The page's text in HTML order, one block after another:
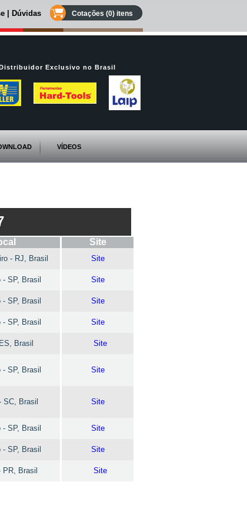
Cotações (0) itens
Dúvidas
Exclusivo no Brasil
VÍDEOS
Site
- RJ, Brasil Site
SP, Brasil Site
SP, Brasil Site
SP, Brasil Site
Brasil Site
SP, Brasil Site
SC, Brasil Site
SP, Brasil Site
SP, Brasil Site
PR, Brasil Site